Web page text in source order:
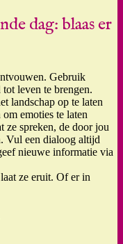
dag: blaas er
Gebruik
leven te brengen.
landschap op te laten
emoties te laten
ze spreken, de door jou
Vul een dialoog altijd
nieuwe informatie via
ze eruit. Of er in